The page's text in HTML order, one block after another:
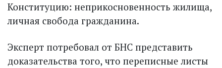
Конституцию: неприкосновенность жилища,
личная свобода гражданина.
Эксперт потребовал от БНС представить
доказательства того, что переписные листы